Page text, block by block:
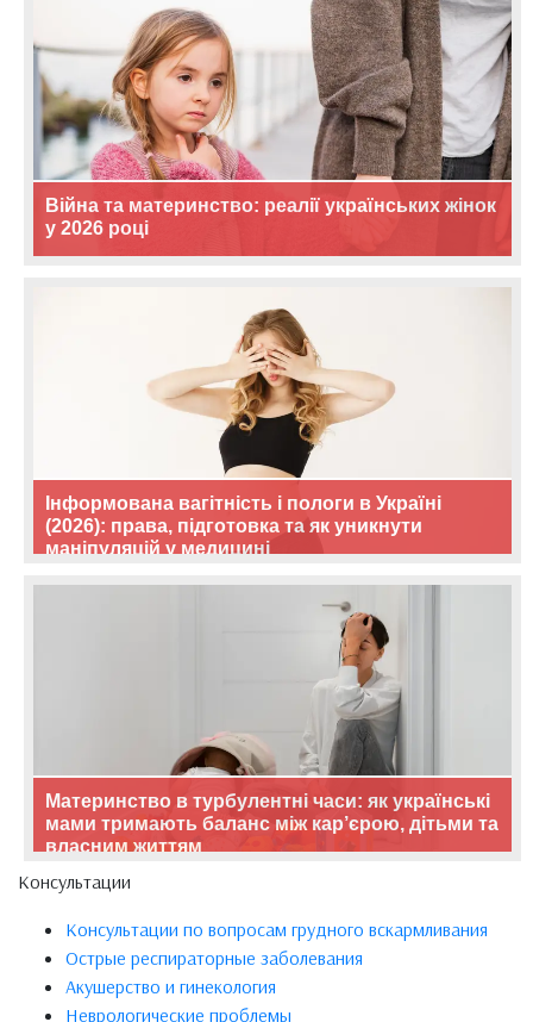
Війна та материнство: реалії українських жінок
у 2026 році
Інформована вагітність і пологи в Україні
(2026): права, підготовка та як уникнути
маніпуляцій у медицині
Материнство в турбулентні часи: як українські
мами тримають баланс між кар’єрою, дітьми та
власним життям
Консультации
Консультации по вопросам грудного вскармливания
Острые респираторные заболевания
Акушерство и гинекология
Неврологические проблемы